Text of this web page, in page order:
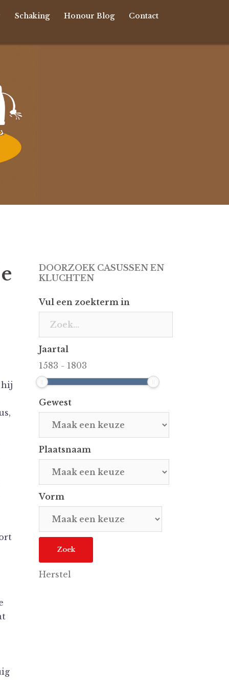
Schaking Honour Blog Contact
hij
DOORZOEK CASUSSEN EN
KLUCHTEN
Vul een zoekterm in
Jaartal
1583 - 1803
Gewest
Plaatsnaam
Vorm
Herstel